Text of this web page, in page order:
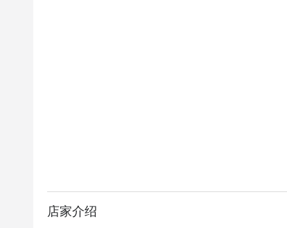
店家介绍